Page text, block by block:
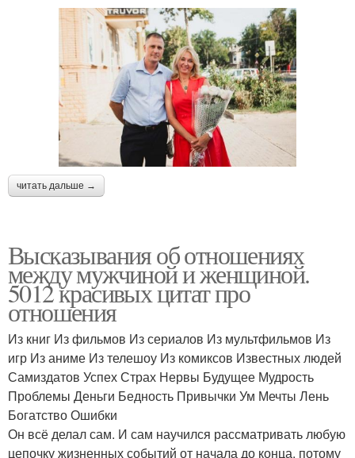
читать дальше →
Высказывания об отношениях
между мужчиной и женщиной.
5012 красивых цитат про
отношения
Из книг Из фильмов Из сериалов Из мультфильмов Из
игр Из аниме Из телешоу Из комиксов Известных людей
Самиздатов Успех Страх Нервы Будущее Мудрость
Проблемы Деньги Бедность Привычки Ум Мечты Лень
Богатство Ошибки
Он всё делал сам. И сам научился рассматривать любую
цепочку жизненных событий от начала до конца, потому